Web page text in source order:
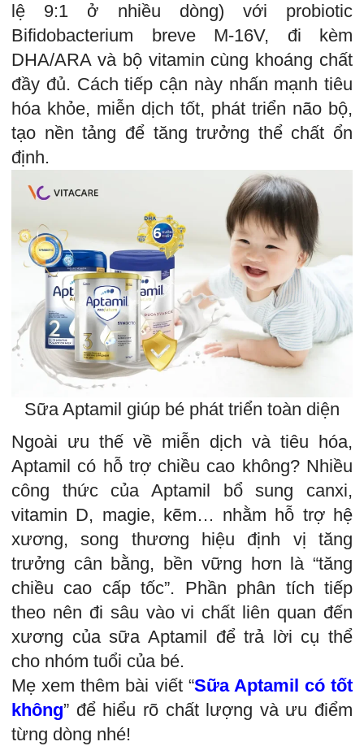
lệ 9:1 ở nhiều dòng) với probiotic
Bifidobacterium breve M-16V, đi kèm
DHA/ARA và bộ vitamin cùng khoáng chất
đầy đủ. Cách tiếp cận này nhấn mạnh tiêu
hóa khỏe, miễn dịch tốt, phát triển não bộ,
tạo nền tảng để tăng trưởng thể chất ổn
định.
Sữa Aptamil giúp bé phát triển toàn diện
Ngoài ưu thế về miễn dịch và tiêu hóa,
Aptamil có hỗ trợ chiều cao không? Nhiều
công thức của Aptamil bổ sung canxi,
vitamin D, magie, kẽm… nhằm hỗ trợ hệ
xương, song thương hiệu định vị tăng
trưởng cân bằng, bền vững hơn là “tăng
chiều cao cấp tốc”. Phần phân tích tiếp
theo nên đi sâu vào vi chất liên quan đến
xương của sữa Aptamil để trả lời cụ thể
cho nhóm tuổi của bé.
Mẹ xem thêm bài viết “Sữa Aptamil có tốt
không” để hiểu rõ chất lượng và ưu điểm
từng dòng nhé!